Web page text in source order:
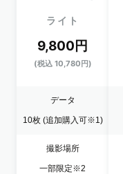
ライト
9,800円
(税込 10,780円)
データ
10枚 (追加購入可※1)
撮影場所
一部限定※2